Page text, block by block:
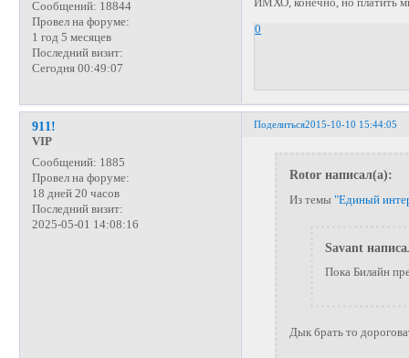
Сообщений: 18844
Провел на форуме:
1 год 5 месяцев
Последний визит:
Сегодня 00:49:07
ИМХО, конечно, но платить
0
Поделиться2015-10-10 15:44:05
911!
VIP
Сообщений: 1885
Провел на форуме:
18 дней 20 часов
Последний визит:
2025-05-01 14:08:16
Rotor написал(а):
Из темы "Единый
Savant
Пока Билайн
Дык брать то